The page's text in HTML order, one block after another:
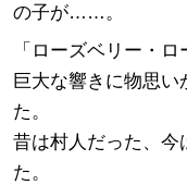
の子が……。
「ローズベリー・ロ
巨大な響きに物思
た。
昔は村人だった、今
た。